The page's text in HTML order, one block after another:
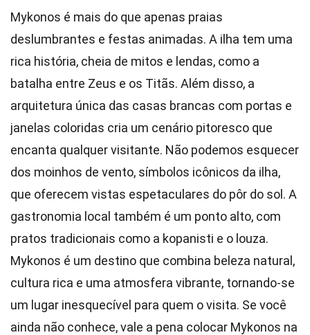
Mykonos é mais do que apenas praias
deslumbrantes e festas animadas. A ilha tem uma
rica história, cheia de mitos e lendas, como a
batalha entre Zeus e os Titãs. Além disso, a
arquitetura única das casas brancas com portas e
janelas coloridas cria um cenário pitoresco que
encanta qualquer visitante. Não podemos esquecer
dos moinhos de vento, símbolos icônicos da ilha,
que oferecem vistas espetaculares do pôr do sol. A
gastronomia local também é um ponto alto, com
pratos tradicionais como a kopanisti e o louza.
Mykonos é um destino que combina beleza natural,
cultura rica e uma atmosfera vibrante, tornando-se
um lugar inesquecível para quem o visita. Se você
ainda não conhece, vale a pena colocar Mykonos na